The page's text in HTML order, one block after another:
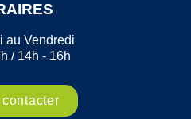
au Vendredi
/ 14h - 16h
contacter